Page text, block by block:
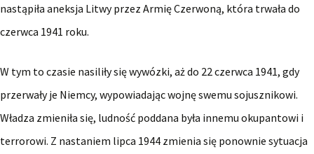
nastąpiła aneksja Litwy przez Armię Czerwoną, która trwała do
czerwca 1941 roku.
W tym to czasie nasiliły się wywózki, aż do 22 czerwca 1941, gdy
przerwały je Niemcy, wypowiadając wojnę swemu sojusznikowi.
Władza zmieniła się, ludność poddana była innemu okupantowi i
terrorowi. Z nastaniem lipca 1944 zmienia się ponownie sytuacja